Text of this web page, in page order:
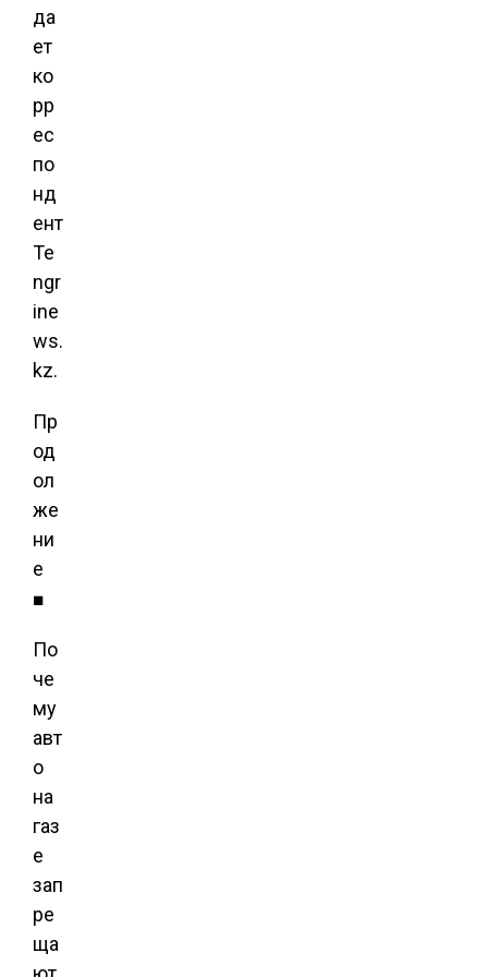
да
ет
ко
рр
ес
по
нд
ент
Te
ngr
ine
ws.
kz.
Пр
од
ол
же
ни
е
■
По
че
му
авт
о
на
газ
е
зап
ре
ща